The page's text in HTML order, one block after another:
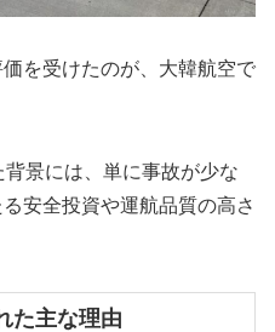
を受けたのが、大韓航空で
景には、単に事故が少な
安全投資や運航品質の高さ
た主な理由